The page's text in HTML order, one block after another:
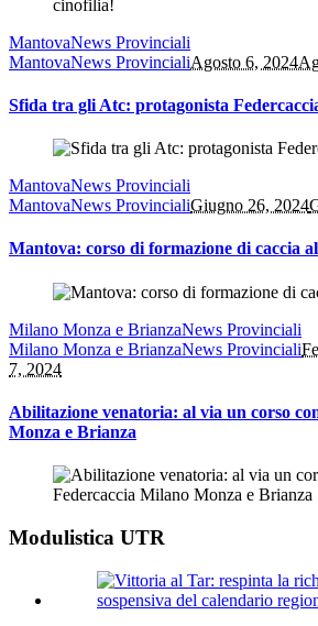
MantovaNews Provinciali
MantovaNews ProvincialiAgosto 6, 2024
Sfida tra gli Atc: protagonista
MantovaNews Provinciali
MantovaNews ProvincialiGiugno 26, 2024
Mantova: corso di formazione di caccia
Milano Monza e BrianzaNews Provinciali
Milano Monza e BrianzaNews Provinciali
7, 2024
Abilitazione venatoria: al via un corso
Monza e Brianza
Modulistica UTR